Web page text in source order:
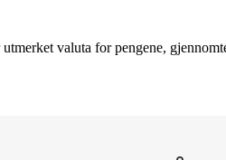
valuta for pengene,